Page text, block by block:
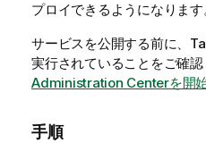
プロイできるようになります
サービスを公開する前に、
実行されていることをご確認
Administration Centerを開
手順